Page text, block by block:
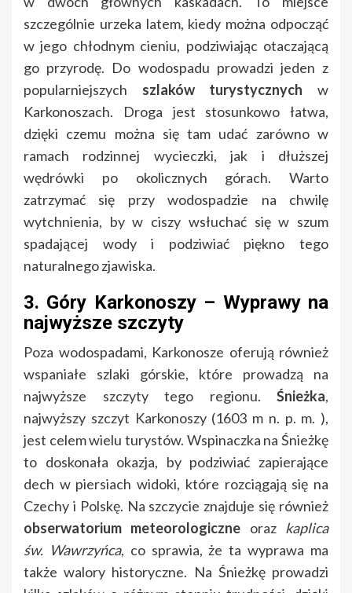
szczególnie urzeka latem, kiedy można odpocząć
w jego chłodnym cieniu, podziwiając otaczającą
go przyrodę. Do wodospadu prowadzi jeden z
popularniejszych szlaków turystycznych w
Karkonoszach. Droga jest stosunkowo łatwa,
dzięki czemu można się tam udać zarówno w
ramach rodzinnej wycieczki, jak i dłuższej
wędrówki po okolicznych górach. Warto
zatrzymać się przy wodospadzie na chwilę
wytchnienia, by w ciszy wsłuchać się w szum
spadającej wody i podziwiać piękno tego
naturalnego zjawiska.
3. Góry Karkonoszy – Wyprawy na
najwyższe szczyty
Poza wodospadami, Karkonosze oferują również
wspaniałe szlaki górskie, które prowadzą na
najwyższe szczyty tego regionu. Śnieżka,
najwyższy szczyt Karkonoszy (1603 m n. p. m. ),
jest celem wielu turystów. Wspinaczka na Śnieżkę
to doskonała okazja, by podziwiać zapierające
dech w piersiach widoki, które rozciągają się na
Czechy i Polskę. Na szczycie znajduje się również
obserwatorium meteorologiczne oraz kaplica
św. Wawrzyńca, co sprawia, że ta wyprawa ma
także walory historyczne. Na Śnieżkę prowadzi